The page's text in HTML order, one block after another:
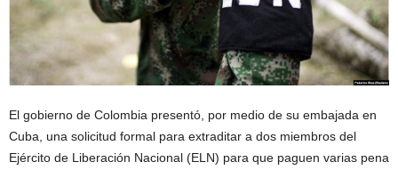
El gobierno de Colombia presentó, por medio de su embajada en
Cuba, una solicitud formal para extraditar a dos miembros del
Ejército de Liberación Nacional (ELN) para que paguen varias pena